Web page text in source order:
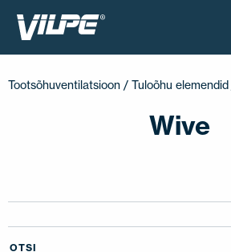
Tootsõhuventilatsioon / Tuloõhu elemendid
Wive
OTSI